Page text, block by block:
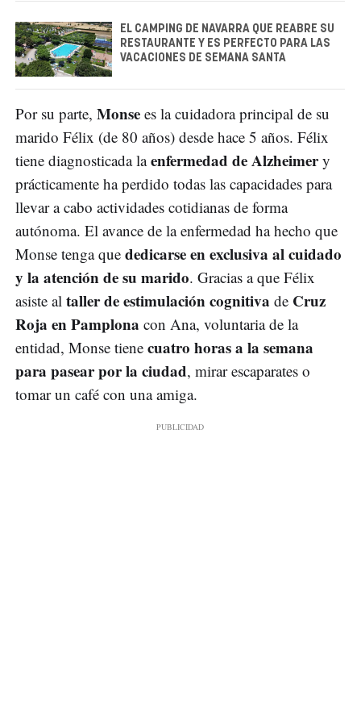
EL CAMPING DE NAVARRA QUE REABRE SU
RESTAURANTE Y ES PERFECTO PARA LAS
VACACIONES DE SEMANA SANTA
Por su parte, Monse es la cuidadora principal de su
marido Félix (de 80 años) desde hace 5 años. Félix
tiene diagnosticada laenfermedad de Alzheimery
prácticamente ha perdido todas las capacidades para
llevar a cabo actividades cotidianas de forma
autónoma. El avance de la enfermedad ha hecho que
Monse tenga que dedicarse en exclusiva al cuidado
y la atención de su marido. Gracias a que Félix
asiste al taller de estimulación cognitiva de Cruz
Roja en Pamplona con Ana, voluntaria de la
entidad, Monse tiene cuatro horas a la semana
para pasear por la ciudad, mirar escaparates o
tomar un café con una amiga.